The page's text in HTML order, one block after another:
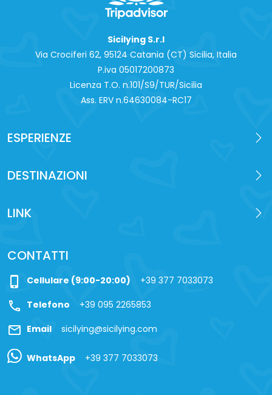
Sicilying S.r.l
Via Crociferi 62, 95124 Catania (CT) Sicilia, Italia
P.iva 0‍5017200873
Licenza T.O. n.101/S9/TUR/Sicilia
Ass. ERV n.64630084-RC17
ESPERIENZE
DESTINAZIONI
LINK
CONTATTI
phone_iphone Cellulare (9:00-20:00) +39 377 7033073
call Telefono +39 095 2265853
mail Email sicilying@sicilying.com
WhatsApp +39 377 7033073